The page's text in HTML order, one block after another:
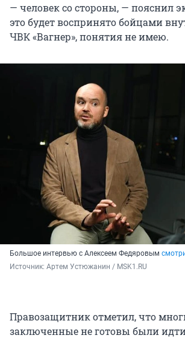
— человек со стороны, — пояснил
это будет воспринято бойцами
ЧВК «Вагнер», понятия не имею.
Большое интервью с Алексеем Федяровым
Источник: Артем Устюжанин / MSK1.RU
Правозащитник отметил, что
заключенные не готовы были